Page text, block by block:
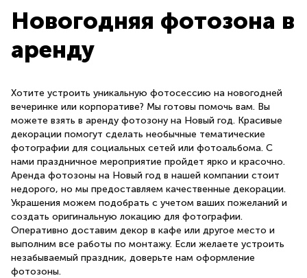
Новогодняя фотозона в
аренду
Хотите устроить уникальную фотосессию на новогодней
вечеринке или корпоративе? Мы готовы помочь вам. Вы
можете взять в аренду фотозону на Новый год. Красивые
декорации помогут сделать необычные тематические
фотографии для социальных сетей или фотоальбома. С
нами праздничное мероприятие пройдет ярко и красочно.
Аренда фотозоны на Новый год в нашей компании стоит
недорого, но мы предоставляем качественные декорации.
Украшения можем подобрать с учетом ваших пожеланий и
создать оригинальную локацию для фотографии.
Оперативно доставим декор в кафе или другое место и
выполним все работы по монтажу. Если желаете устроить
незабываемый праздник, доверьте нам оформление
фотозоны.